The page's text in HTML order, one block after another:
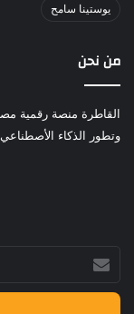
يوستينا سامح
من نحن
القاطرة منصة رقمية
وتطور الذكاء الأصطناعي
بريدك
الإلكتروني